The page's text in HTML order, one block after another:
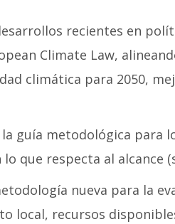
recientes en
Climate Law,
climática para 2050,
guía metodológica para
que respecta al alcance
nueva para la
local, recursos